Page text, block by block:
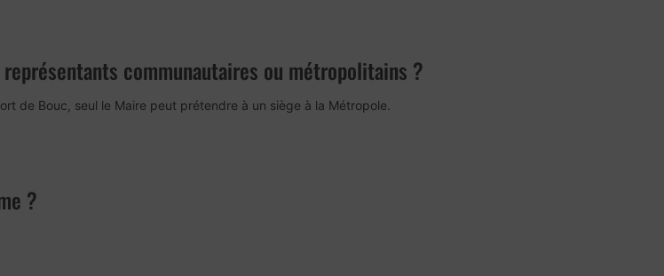
communautaires ou métropolitains ?
de Bouc, seul le Maire peut prétendre à un siège à la Métropole.
?